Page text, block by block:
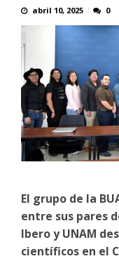
abril 10, 2025 0
El grupo de la
entre sus pares
Ibero y UNAM
científicos en el